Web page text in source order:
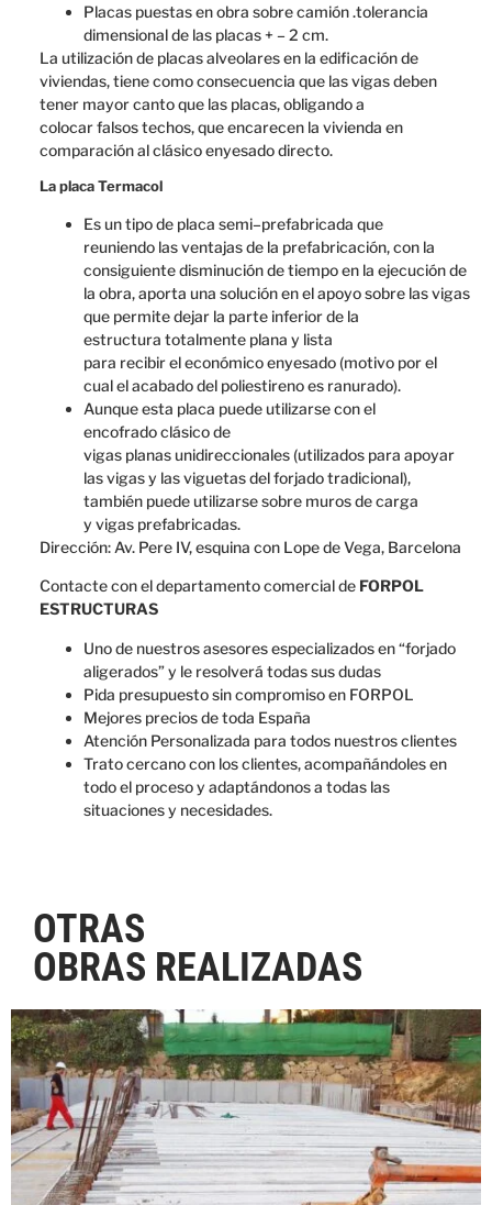
Placas puestas en obra sobre camión .tolerancia
dimensional de las placas + – 2 cm.
La utilizaciónde placasalveolaresen la edificaciónde
viviendas,tiene como consecuencia que las vigasdeben
tener mayorcantoque las placas,obligandoa
colocarfalsostechos, que encarecen la vivienda en
comparaciónal clásicoenyesadodirecto.
La placa Termacol
Es untipo de placa semi–prefabricada que
reuniendo lasventajas de la prefabricación,con la
consiguientedisminuciónde tiempoen la ejecuciónde
la obra,aporta una soluciónen el apoyosobre lasvigas
que permite dejar la parte inferiorde la
estructura totalmente plana y lista
para recibireleconómicoenyesado (motivo por el
cualelacabado del poliestirenoes ranurado).
Aunque esta placa puede utilizarse conel
encofradoclásicode
vigas planas unidireccionales (utilizados para apoyar
lasvigasy lasviguetasdel forjadotradicional),
también puede utilizarsesobre murosde carga
y vigas prefabricadas.
Dirección: Av. Pere IV, esquina con Lope de Vega, Barcelona
Contacte con el departamento comercial de FORPOL
ESTRUCTURAS
Uno de nuestros asesores especializados en “forjado
aligerados” y le resolverá todas sus dudas
Pida presupuesto sin compromiso en FORPOL
Mejores precios de toda España
Atención Personalizada para todos nuestros clientes
Trato cercano con los clientes, acompañándoles en
todo el proceso y adaptándonos a todas las
situaciones y necesidades.
OTRAS
OBRAS REALIZADAS